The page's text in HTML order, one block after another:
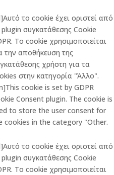
το cookie έχει οριστεί από
συγκατάθεσης Cookie
Το cookie χρησιμοποιείται
την αποθήκευση της
χρήστη για τα
στην κατηγορία "Άλλο".
cookie is set by GDPR
Consent plugin. The cookie is
to store the user consent for
cookies in the category "Other.
το cookie έχει οριστεί από
συγκατάθεσης Cookie
Το cookie χρησιμοποιείται